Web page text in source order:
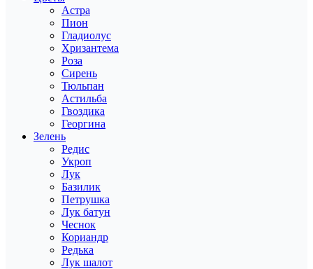
Астра
Пион
Гладиолус
Хризантема
Роза
Сирень
Тюльпан
Астильба
Гвоздика
Георгина
Зелень
Редис
Укроп
Лук
Базилик
Петрушка
Лук батун
Чеснок
Кориандр
Редька
Лук шалот